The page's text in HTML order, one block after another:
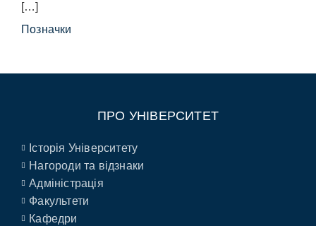
[…]
Позначки
ПРО УНІВЕРСИТЕТ
Історія Університету
Нагороди та відзнаки
Адміністрація
Факультети
Кафедри